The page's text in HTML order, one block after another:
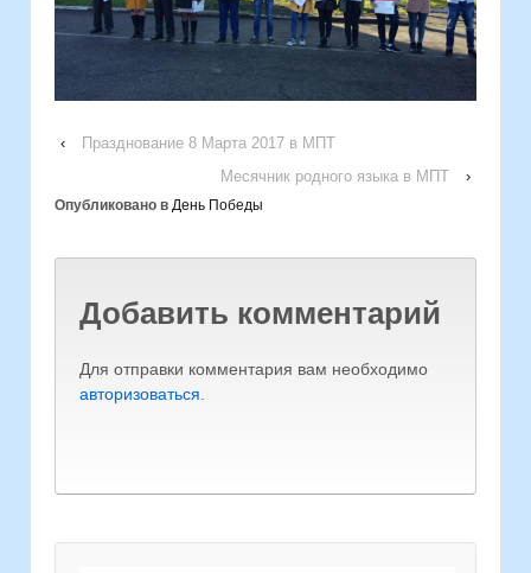
‹
Празднование 8 Марта 2017 в МПТ
Месячник родного языка в МПТ
›
Опубликовано в День Победы
Добавить комментарий
Для отправки комментария вам необходимо
авторизоваться.